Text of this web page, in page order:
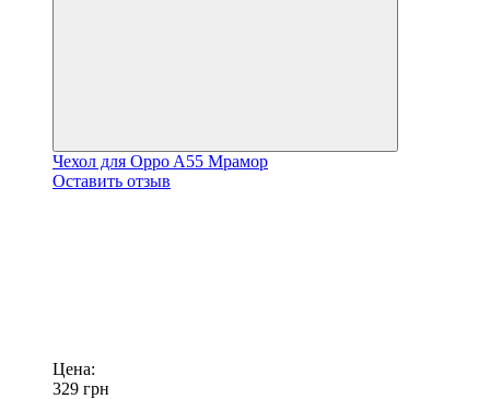
Чехол для Oppo A55 Мрамор
Оставить отзыв
Цена:
329 грн